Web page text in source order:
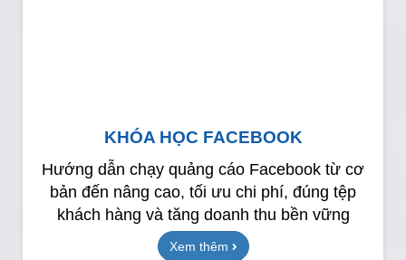
KHÓA HỌC FACEBOOK
Hướng dẫn chạy quảng cáo Facebook từ cơ
bản đến nâng cao, tối ưu chi phí, đúng tệp
khách hàng và tăng doanh thu bền vững
Xem thêm